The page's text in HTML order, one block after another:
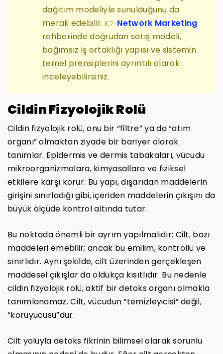
dağıtım modeliyle sunulduğunu da
merak edebilir. 👉 Network Marketing
rehberinde doğrudan satış modeli,
bağımsız iş ortaklığı yapısı ve sistemin
temel prensiplerini ayrıntılı olarak
inceleyebilirsiniz.
Cildin Fizyolojik Rolü
Cildin fizyolojik rolü, onu bir “filtre” ya da “atım
organı” olmaktan ziyade bir bariyer olarak
tanımlar. Epidermis ve dermis tabakaları, vücudu
mikroorganizmalara, kimyasallara ve fiziksel
etkilere karşı korur. Bu yapı, dışarıdan maddelerin
girişini sınırladığı gibi, içeriden maddelerin çıkışını da
büyük ölçüde kontrol altında tutar.
Bu noktada önemli bir ayrım yapılmalıdır: Cilt, bazı
maddeleri emebilir; ancak bu emilim, kontrollü ve
sınırlıdır. Aynı şekilde, cilt üzerinden gerçekleşen
maddesel çıkışlar da oldukça kısıtlıdır. Bu nedenle
cildin fizyolojik rolü, aktif bir detoks organı olmakla
tanımlanamaz. Cilt, vücudun “temizleyicisi” değil,
“koruyucusu”dur.
Cilt yoluyla detoks fikrinin bilimsel olarak sorunlu